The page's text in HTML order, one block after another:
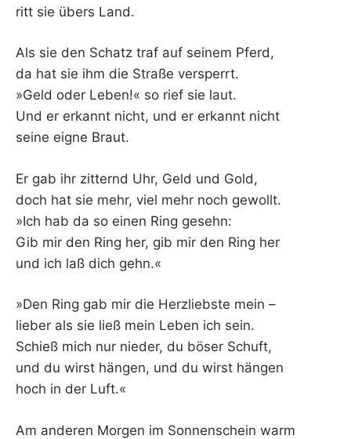
ritt sie übers Land.
Als sie den Schatz traf auf seinem Pferd,
da hat sie ihm die Straße versperrt.
»Geld oder Leben!« so rief sie laut.
Und er erkannt nicht, und er erkannt nicht
seine eigne Braut.
Er gab ihr zitternd Uhr, Geld und Gold,
doch hat sie mehr, viel mehr noch gewollt.
»Ich hab da so einen Ring gesehn:
Gib mir den Ring her, gib mir den Ring her
und ich laß dich gehn.«
»Den Ring gab mir die Herzliebste mein –
lieber als sie ließ mein Leben ich sein.
Schieß mich nur nieder, du böser Schuft,
und du wirst hängen, und du wirst hängen
hoch in der Luft.«
Am anderen Morgen im Sonnenschein warm